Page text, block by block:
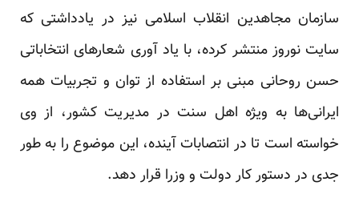
سازمان مجاهدین انقلاب اسلامی نیز در یادداشتی که
سایت نوروز منتشر کرده، با یاد آوری شعارهای انتخاباتی
حسن روحانی مبنی بر استفاده از توان و تجربیات همه
ایرانی‌ها به ویژه اهل سنت در مدیریت کشور، از وی
خواسته است تا در انتصابات آینده، این موضوع را به طور
جدی در دستور کار دولت و وزرا قرار دهد.